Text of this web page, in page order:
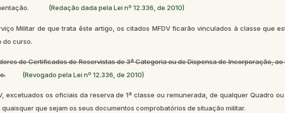
(Redação dada pela Lei nº 12.336, de 2010)
Militar de que trata êste artigo, os citados MFDV ficarão vinculados à classe que
do curso.
de Certificados de Reservistas de 3ª Categoria ou de Dispensa de Incorporação,
(Revogado pela Lei nº 12.336, de 2010)
excetuados os oficiais da reserva de 1ª classe ou remunerada, de qualquer Quadro
que sejam os seus documentos comprobatórios de situação militar.